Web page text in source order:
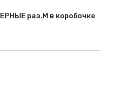
раз.M в коробочке